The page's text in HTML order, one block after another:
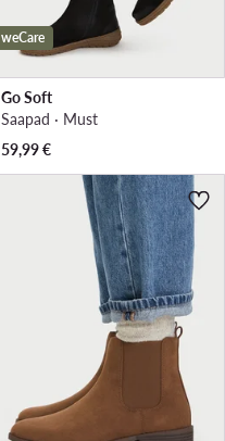
weCare
Go Soft
Saapad · Must
59,99€